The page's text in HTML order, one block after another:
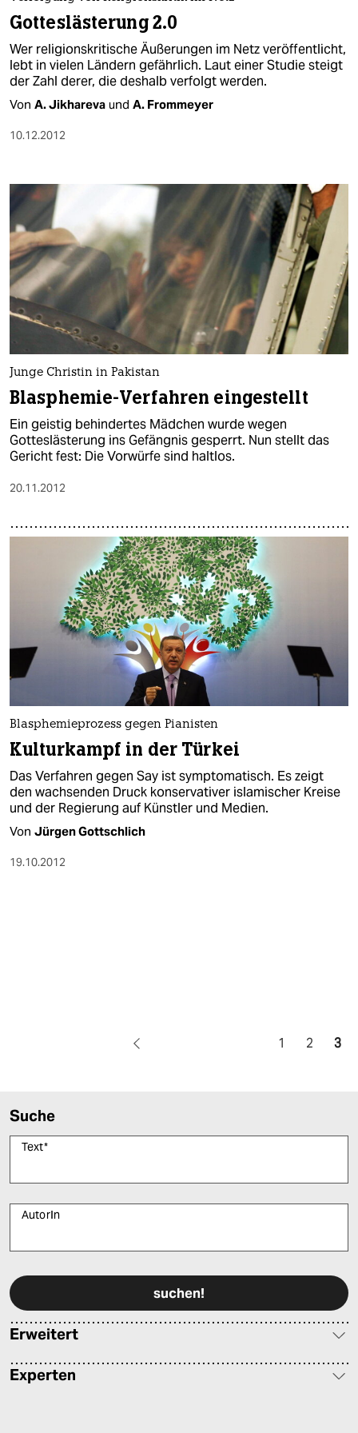
wahrheit
verlag
verlag
shop
fragen & hilfe
unterstützen
abo
genossenschaft
Gotteslästerung 2.0
Wer religionskritische Äußerungen im Netz veröffentlicht,
lebt in vielen Ländern gefährlich. Laut einer Studie steigt
der Zahl derer, die deshalb verfolgt werden.
Von A. Jikhareva und A. Frommeyer
10.12.2012
Junge Christin in Pakistan
Blasphemie-Verfahren eingestellt
Ein geistig behindertes Mädchen wurde wegen
Gotteslästerung ins Gefängnis gesperrt. Nun stellt das
Gericht fest: Die Vorwürfe sind haltlos.
20.11.2012
Blasphemieprozess gegen Pianisten
Kulturkampf in der Türkei
Das Verfahren gegen Say ist symptomatisch. Es zeigt
den wachsenden Druck konservativer islamischer Kreise
und der Regierung auf Künstler und Medien.
Von Jürgen Gottschlich
19.10.2012
1 2 3
Suche
Text*
AutorIn
Erweitert
Experten